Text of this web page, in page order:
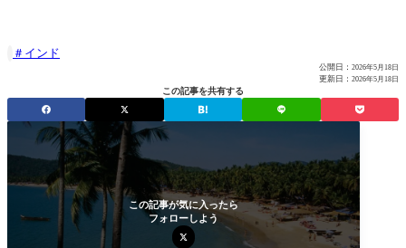
インド
公開日： 2026年5月18日
更新日： 2026年5月18日
この記事を共有する
この記事が気に入ったら
フォローしよう